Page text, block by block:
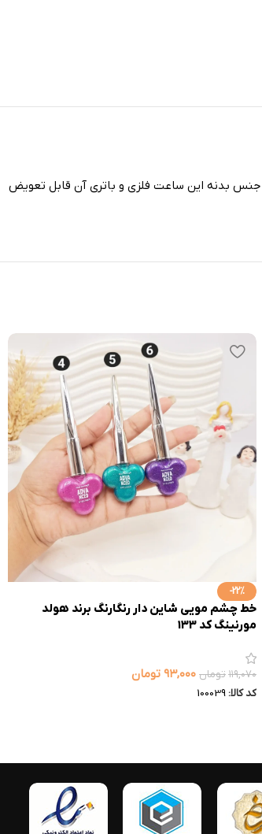
بدنه این ساعت فلزی و باتری آن قابل تعویض
-22%
خط چشم مویی شاین دار رنگارنگ برند هولد
مورنینگ کد 133
۱۱۹,۰۷۰ تومان ۹۳,۰۰۰ تومان
کد کالا: 100039